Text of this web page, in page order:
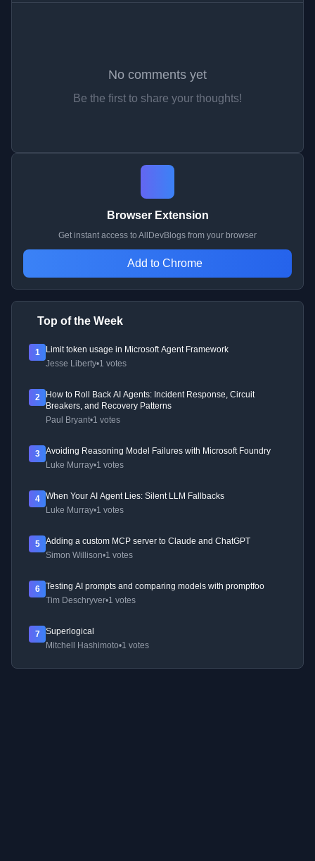
No comments yet
Be the first to share your thoughts!
Browser Extension
Get instant access to AllDevBlogs from your browser
Add to Chrome
Top of the Week
1
Limit token usage in Microsoft Agent Framework
Jesse Liberty•1 votes
2
How to Roll Back AI Agents: Incident Response, Circuit
Breakers, and Recovery Patterns
Paul Bryant•1 votes
3
Avoiding Reasoning Model Failures with Microsoft Foundry
Luke Murray•1 votes
4
When Your AI Agent Lies: Silent LLM Fallbacks
Luke Murray•1 votes
5
Adding a custom MCP server to Claude and ChatGPT
Simon Willison•1 votes
6
Testing AI prompts and comparing models with promptfoo
Tim Deschryver•1 votes
7
Superlogical
Mitchell Hashimoto•1 votes